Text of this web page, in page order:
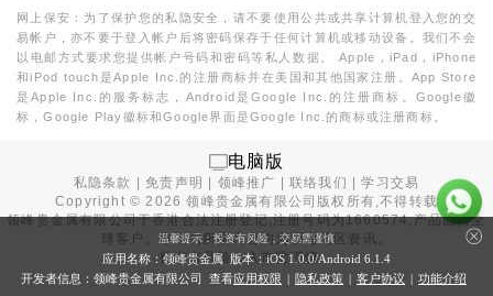
网上保安：为了保护您的私隐安全，请不要使用公共或共享计算机登入您的交
易帐户，亦不要于登入帐户后将密码保存于任何计算机或移动设备。我们不会
以电邮方式要求您提供帐户号码和密码等私人数据。 Apple，iPad，iPhone
和iPod touch是Apple Inc.的注册商标并在美国和其他国家注册。App Store
是Apple Inc.的服务标志，Android是Google Inc.的注册商标。Google徽
标，Google Play徽标和Google界面是Google Inc.的商标或注册商标。
电脑版
私隐条款 |免责声明 领峰推广 |联络我们 |学习交易
Copyright ©2026 领峰贵金属有限公司版权所有,不得转载
领峰贵金属有限公司于香港合法注册登记,注册号码为1660574,产品面向全
球客户。本站内所有内容均为香港地区资讯。
投资有风险，入市需谨慎。
温馨提示：投资有风险，交易需谨慎
应用名称：领峰贵金属 版本：iOS 1.0.0/Android 6.1.4
开发者信息：领峰贵金属有限公司 查看应用权限 | 隐私政策 | 客户协议 | 功能介绍